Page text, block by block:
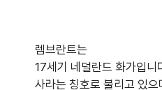
렘브란트는
17세기 네덜란드 화가입니
사라는 칭호로 불리고 있